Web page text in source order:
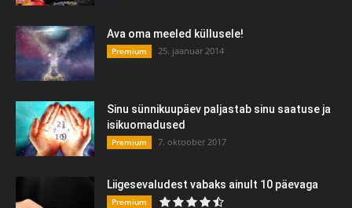
Ava oma meeled küllusele!
Premium 25. jaanuar 2014
Sinu sünnikuupäev paljastab sinu saatuse ja
isikuomadused
Premium 7. oktoober 2017
Liigesevaludest vabaks ainult 10 päevaga
Premium